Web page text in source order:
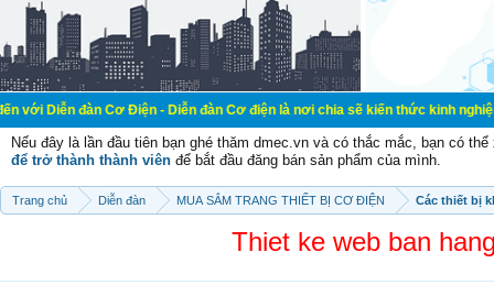
Cơ Điện - Diễn đàn Cơ điện là nơi chia sẽ kiến thức kinh nghiệm trong
Nếu đây là lần đầu tiên bạn ghé thăm dmec.vn và có thắc mắc, bạn có
để trở thành thành viên để bắt đầu đăng bán sản phẩm của mình.
Trang chủ Diễn đàn MUA SẮM TRANG THIẾT BỊ CƠ ĐIỆN Các thiết bị
Thiet ke web ban